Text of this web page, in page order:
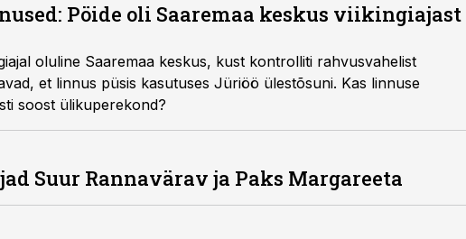
Pöide oli Saaremaa keskus viikingiajast
oluline Saaremaa keskus, kust kontrolliti rahvusvahelist
et linnus püsis kasutuses Jüriöö ülestõsuni. Kas linnuse
soost ülikuperekond?
Suur Rannavärav ja Paks Margareeta